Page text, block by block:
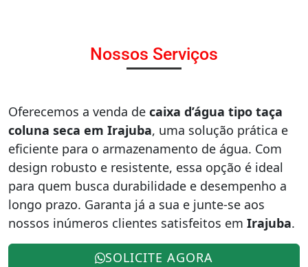
Nossos Serviços
Oferecemos a venda de caixa d’água tipo taça
coluna seca em Irajuba, uma solução prática e
eficiente para o armazenamento de água. Com
design robusto e resistente, essa opção é ideal
para quem busca durabilidade e desempenho a
longo prazo. Garanta já a sua e junte-se aos
nossos inúmeros clientes satisfeitos em Irajuba.
SOLICITE AGORA